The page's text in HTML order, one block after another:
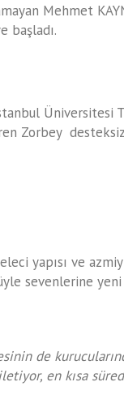
Mehmet
başladı.
Üniversitesi
Zorbey
yapısı ve
sevenlerine
de
en kısa